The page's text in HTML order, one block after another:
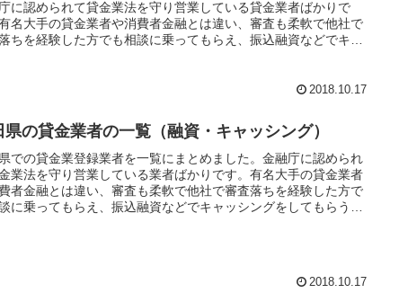
に認められて貸金業法を守り営業している貸金業者ばかりで
名大手の貸金業者や消費者金融とは違い、審査も柔軟で他社で
ちを経験した方でも相談に乗ってもらえ、振込融資などでキャ
2018.10.17
県の貸金業者の一覧（融資・キャッシング）
での貸金業登録業者を一覧にまとめました。金融庁に認められ
業法を守り営業している業者ばかりです。有名大手の貸金業者
者金融とは違い、審査も柔軟で他社で審査落ちを経験した方で
に乗ってもらえ、振込融資などでキャッシングをしてもらうこ
2018.10.17